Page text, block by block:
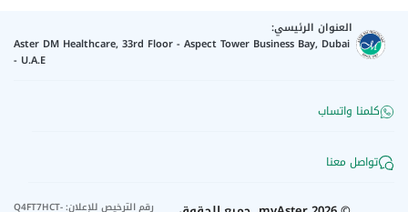
العنوان الرئيسي:
Aster DM Healthcare, 33rd Floor - Aspect Tower Business Bay, Dubai
- U.A.E
كلمنا واتساب
تواصل معنا
رقم الترخيص للإعلان:
Q4FT7HCT-